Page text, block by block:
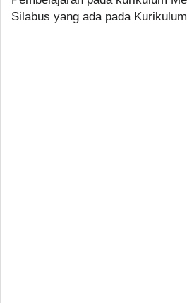
Silabus yang ada pada